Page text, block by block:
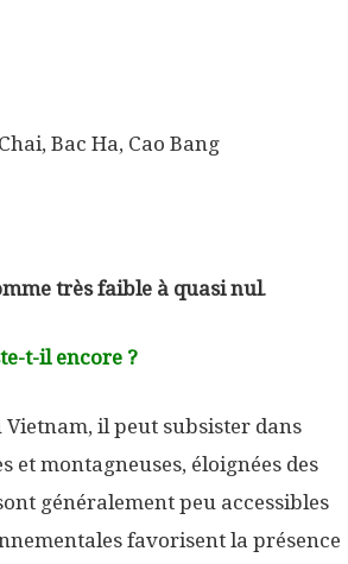
Bac Ha, Cao Bang
très faible à quasi nul.
t-il encore ?
il peut subsister dans
montagneuses, éloignées des
généralement peu accessibles
favorisent la présence